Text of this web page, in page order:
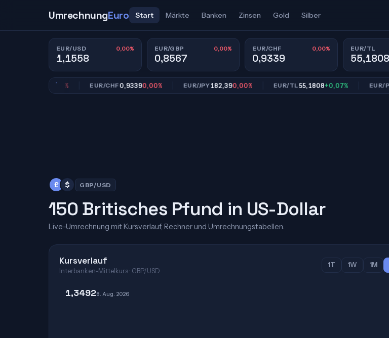
UmrechnungEuro Start Märkte Banken Zinsen Gold Silber
EUR/USD 0,00%
1,1558
EUR/GBP 0,00%
0,8567
EUR/CHF 0,00%
0,9339
EUR/TL
55,1808
EUR/CHF0,93390,00% EUR/JPY182,390,00% EUR/TL55,1808+0,07% EUR/PLN
£ $ GBP/USD
150 Britisches Pfund in US-Dollar
Live-Umrechnung mit Kursverlauf, Rechner und Umrechnungstabellen.
Kursverlauf
Interbanken-Mittelkurs · GBP/USD
1T 1W 1M
1,34928. Aug. 2026